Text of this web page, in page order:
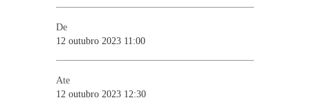
De
12 outubro 2023 11:00
Ate
12 outubro 2023 12:30